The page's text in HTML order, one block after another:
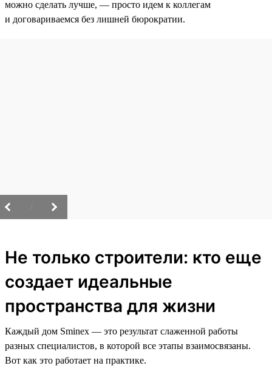
можно сделать лучше, — просто идем к коллегам
и договариваемся без лишней бюрократии.
Не только строители: кто еще
создает идеальные
пространства для жизни
Каждый дом Sminex — это результат слаженной работы
разных специалистов, в которой все этапы взаимосвязаны.
Вот как это работает на практике.